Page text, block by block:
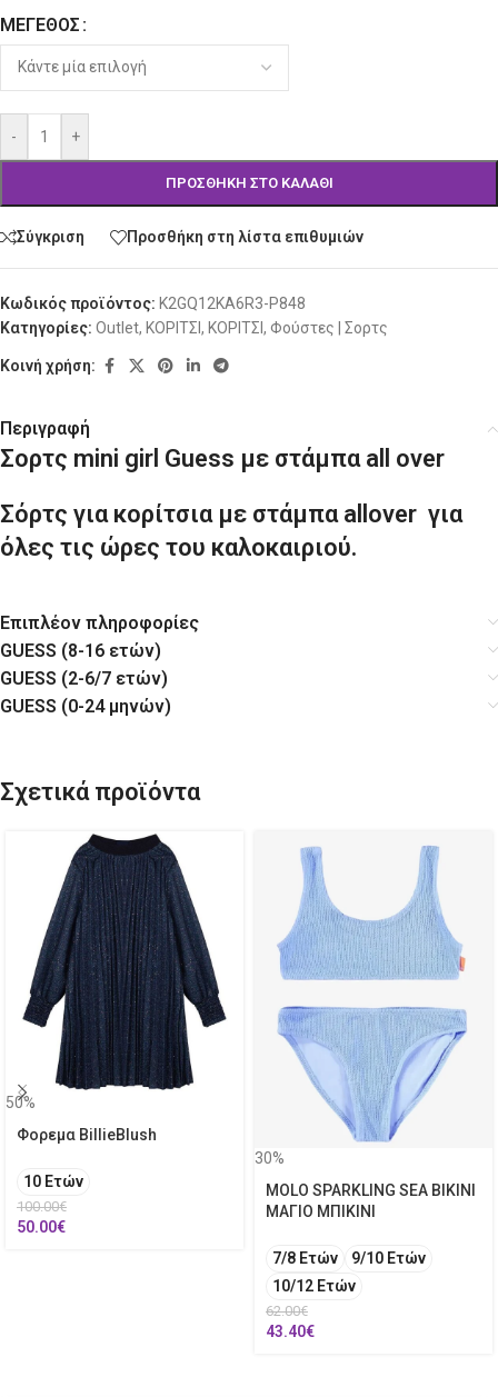
ΜΈΓΕΘΟΣ
- +
ΠΡΟΣΘΉΚΗ ΣΤΟ ΚΑΛΆΘΙ
Alternative:
Σύγκριση Προσθήκη στη λίστα επιθυμιών
Κωδικός προϊόντος: K2GQ12KA6R3-P848
Κατηγορίες: Outlet, ΚΟΡΙΤΣΙ, ΚΟΡΙΤΣΙ, Φούστες | Σορτς
Κοινή χρήση:
Περιγραφή
Σορτς mini girl Guess με στάμπα all over
Σόρτς για κορίτσια με στάμπα allover για
όλες τις ώρες του καλοκαιριού.
Επιπλέον πληροφορίες
GUESS (8-16 ετών)
GUESS (2-6/7 ετών)
GUESS (0-24 μηνών)
Σχετικά προϊόντα
50%
Φορεμα BillieBlush
10 Ετών
100.00€
50.00€
30%
MOLO SPARKLING SEA BIKINI
ΜΑΓΙΟ ΜΠΙΚΙΝΙ
7/8 Ετών
9/10 Ετών
10/12 Ετών
62.00€
43.40€